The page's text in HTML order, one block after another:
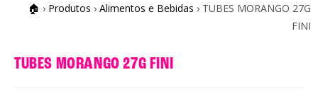
🏠 › Produtos › Alimentos e Bebidas › TUBES MORANGO 27G
FINI
TUBES MORANGO 27G FINI